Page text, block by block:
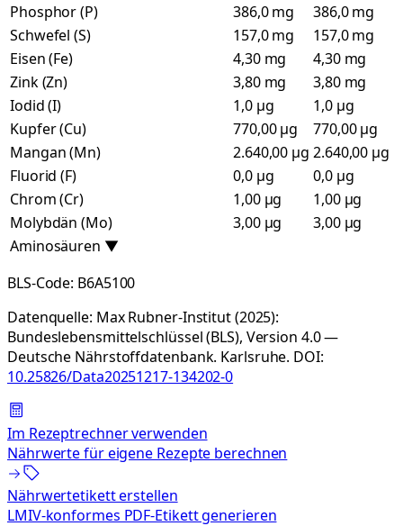
Phosphor (P)
386,0 mg
386,0 mg
Schwefel (S)
157,0 mg
157,0 mg
Eisen (Fe)
4,30 mg
4,30 mg
Zink (Zn)
3,80 mg
3,80 mg
Iodid (I)
1,0 µg
1,0 µg
Kupfer (Cu)
770,00 µg
770,00 µg
Mangan (Mn)
2.640,00 µg 2.640,00 µg
Fluorid (F)
0,0 µg
0,0 µg
Chrom (Cr)
1,00 µg
1,00 µg
Molybdän (Mo)
3,00 µg
3,00 µg
Aminosäuren ▼
BLS-Code: B6A5100
Datenquelle: Max Rubner-Institut (2025):
Bundeslebensmittelschlüssel (BLS), Version 4.0 —
Deutsche Nährstoffdatenbank. Karlsruhe. DOI:
10.25826/Data20251217-134202-0
Im Rezeptrechner verwenden
Nährwerte für eigene Rezepte berechnen
Nährwertetikett erstellen
LMIV-konformes PDF-Etikett generieren